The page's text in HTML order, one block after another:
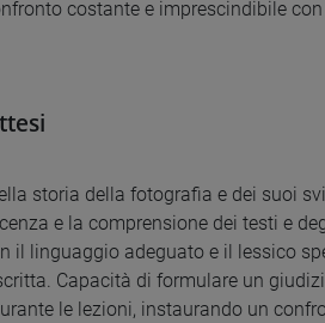
costante e imprescindibile
storia della fotografia e dei suoi
e la comprensione dei testi e
il linguaggio adeguato e il lessico
Capacità di formulare un
le lezioni, instaurando un